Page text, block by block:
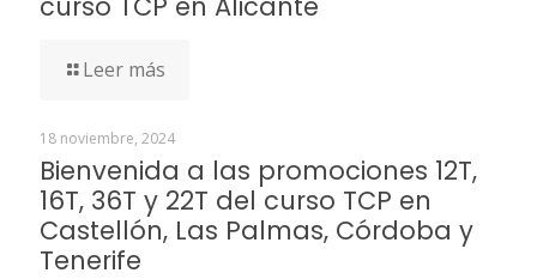
Leer más
18 noviembre, 2024
Bienvenida a las promociones 12T,
16T, 36T y 22T del curso TCP en
Castellón, Las Palmas, Córdoba y
Tenerife